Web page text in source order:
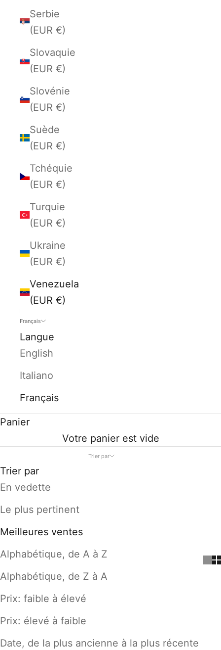
Serbie
(EUR €)
Slovaquie
(EUR €)
Slovénie
(EUR €)
Suède
(EUR €)
Tchéquie
(EUR €)
Turquie
(EUR €)
Ukraine
(EUR €)
Venezuela
(EUR €)
Français
Langue
English
Italiano
Français
Panier
Votre panier est vide
Trier par
Trier par
En vedette
Le plus pertinent
Meilleures ventes
Alphabétique, de A à Z
Alphabétique, de Z à A
Prix: faible à élevé
Prix: élevé à faible
Date, de la plus ancienne à la plus récente